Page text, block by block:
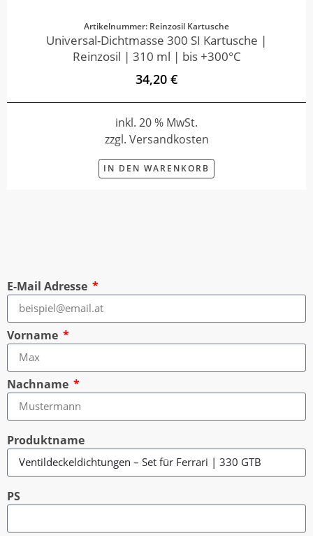
Artikelnummer: Reinzosil Kartusche
Universal-Dichtmasse 300 SI Kartusche |
Reinzosil | 310 ml | bis +300°C
34,20 €
inkl. 20 % MwSt.
zzgl. Versandkosten
IN DEN WARENKORB
E-Mail Adresse
Vorname
Nachname
Produktname
PS